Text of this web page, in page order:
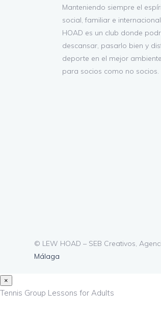
Manteniendo siempre el
social, familiar e
HOAD es un club donde
descansar, pasarlo bien y
deporte en el mejor
para socios como no socios.
© LEW HOAD – SEB Creativos,
Málaga
×
Tennis Group Lessons for Adults